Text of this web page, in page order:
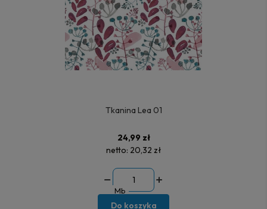
Tkanina Lea 01
24,99 zł
netto: 20,32 zł
Mb
Do koszyka